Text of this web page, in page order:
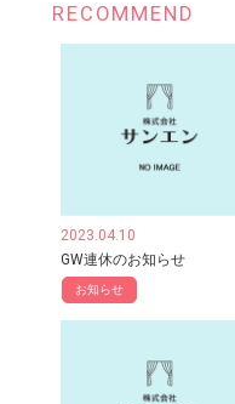
RECOMMEND
2023.04.10
GW連休のお知らせ
お知らせ